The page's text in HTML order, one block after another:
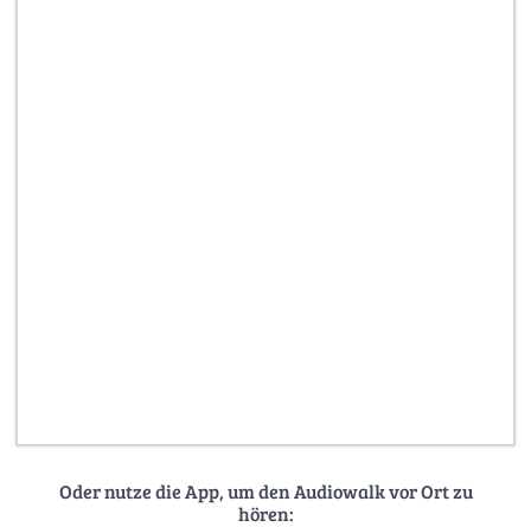
Oder nutze die App, um den Audiowalk vor Ort zu
hören: